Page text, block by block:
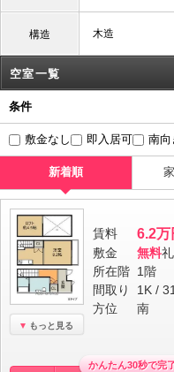
構造 木造
空室一覧
条件
敷金なし 即入居可 南向
新着順
もっと見る
賃料 6.2万
敷金 無料
所在階 1階
間取り
1K /
方位 南
かんたん30秒で完